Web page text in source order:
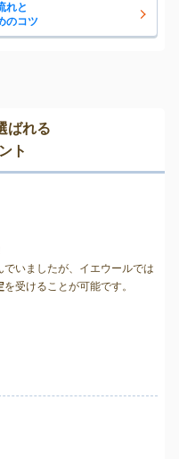
れと
のコツ
ばれる
ト
いましたが、イエウールでは
を受けることが可能です。